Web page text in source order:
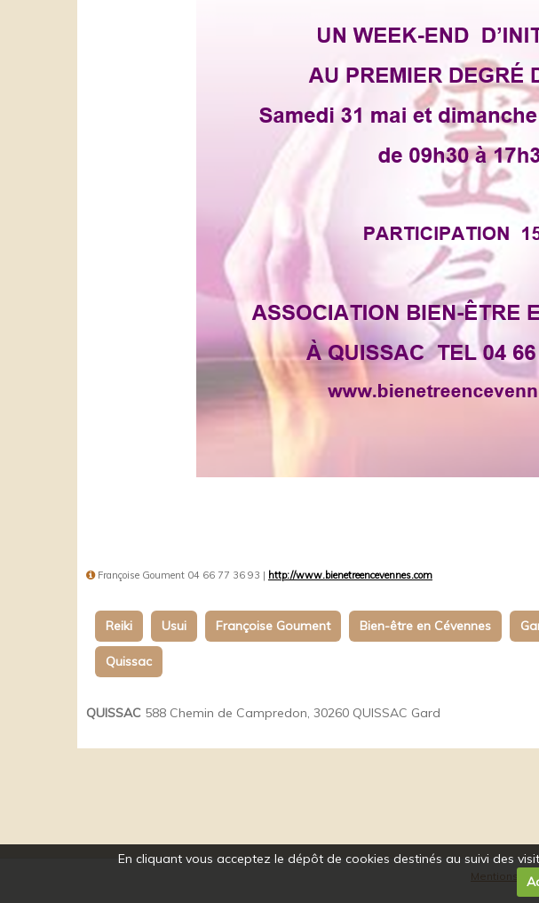
Françoise Goument 04 66 77 36 93 | http://www.bienetreencevennes.com
Reiki Usui Françoise Goument Bien-être en Cévennes
Quissac
QUISSAC 588 Chemin de Campredon, 30260 QUISSAC Gard
Mentions
En cliquant vous acceptez le dépôt de cookies destinés au suivi des